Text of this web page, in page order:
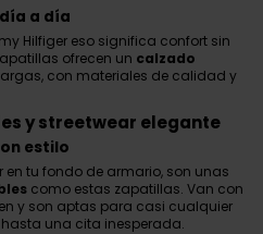
a día
Hilfiger eso significa confort sin
ofrecen un calzado
con materiales de calidad y
y streetwear elegante
estilo
tu fondo de armario, son unas
como estas zapatillas. Van con
y son aptas para casi cualquier
una cita inesperada.